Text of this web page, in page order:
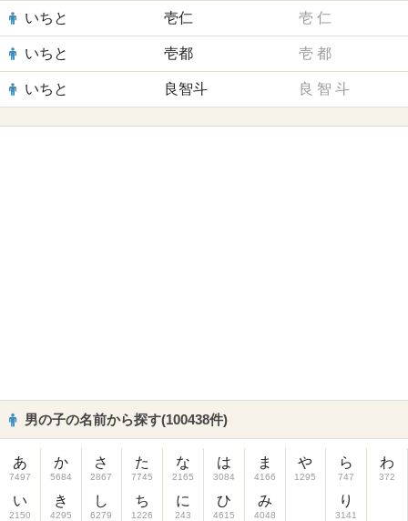
いちと 壱仁 壱 仁
いちと 壱都 壱 都
いちと 良智斗 良 智 斗
男の子の名前から探す(100438件)
あ
7497
い
2150
か
5684
き
4295
さ
2867
し
6279
た
7745
ち
1226
な
2165
に
243
は
3084
ひ
4615
ま
4166
み
4048
や
1295
ら
747
り
3141
わ
372